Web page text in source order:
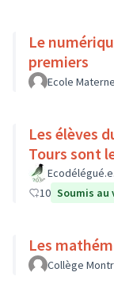
Le
premiers
Ecole
Les élèves
Tours
10 Soumis au
Les
Collège